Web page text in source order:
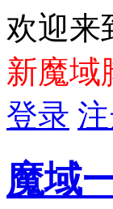
欢迎来
新魔域
登录
魔域